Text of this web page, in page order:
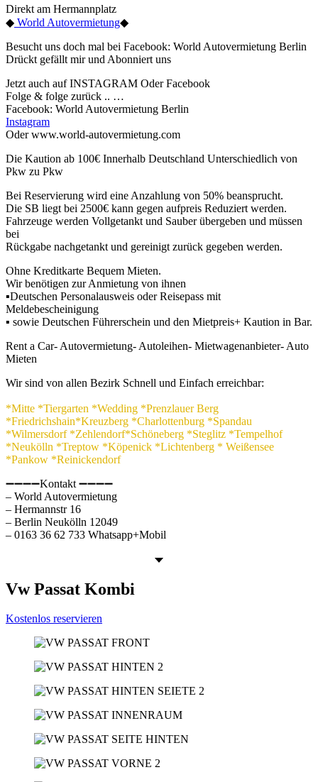
Direkt am Hermannplatz
◆ World Autovermietung◆
Besucht uns doch mal bei Facebook: World Autovermietung Berlin
Drückt gefällt mir und Abonniert uns
Jetzt auch auf INSTAGRAM Oder Facebook
Folge & folge zurück .. …
Facebook: World Autovermietung Berlin
Instagram
Oder www.world-autovermietung.com
Die Kaution ab 100€ Innerhalb Deutschland Unterschiedlich von
Pkw zu Pkw
Bei Reservierung wird eine Anzahlung von 50% beansprucht.
Die SB liegt bei 2500€ kann gegen aufpreis Reduziert werden.
Fahrzeuge werden Vollgetankt und Sauber übergeben und müssen
bei
Rückgabe nachgetankt und gereinigt zurück gegeben werden.
Ohne Kreditkarte Bequem Mieten.
Wir benötigen zur Anmietung von ihnen
▪Deutschen Personalausweis oder Reisepass mit
Meldebescheinigung
▪ sowie Deutschen Führerschein und den Mietpreis+ Kaution in Bar.
Rent a Car- Autovermietung- Autoleihen- Mietwagenanbieter- Auto
Mieten
Wir sind von allen Bezirk Schnell und Einfach erreichbar:
*Mitte *Tiergarten *Wedding *Prenzlauer Berg
*Friedrichshain*Kreuzberg *Charlottenburg *Spandau
*Wilmersdorf *Zehlendorf*Schöneberg *Steglitz *Tempelhof
*Neukölln *Treptow *Köpenick *Lichtenberg * Weißensee
*Pankow *Reinickendorf
➖➖➖➖Kontakt ➖➖➖➖
– World Autovermietung
– Hermannstr 16
– Berlin Neukölln 12049
– 0163 36 62 733 Whatsapp+Mobil
Vw Passat Kombi
Kostenlos reservieren